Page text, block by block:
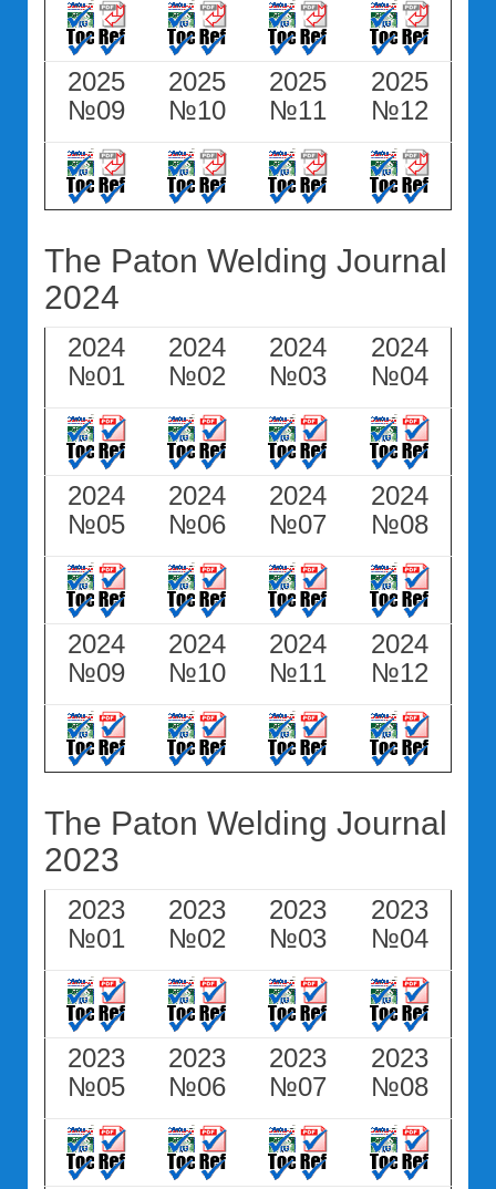
2025
№09
2025
№10
2025
№11
2025
№12
The Paton Welding Journal
2024
2024
№01
2024
№02
2024
№03
2024
№04
2024
№05
2024
№06
2024
№07
2024
№08
2024
№09
2024
№10
2024
№11
2024
№12
The Paton Welding Journal
2023
2023
№01
2023
№02
2023
№03
2023
№04
2023
№05
2023
№06
2023
№07
2023
№08